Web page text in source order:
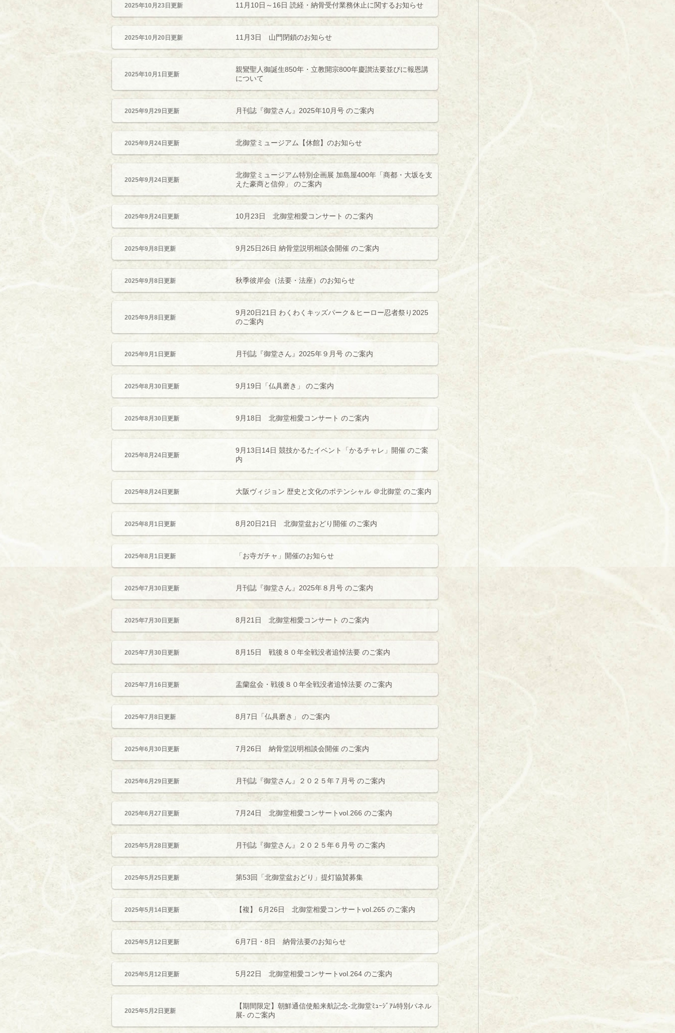
2025年10月23日更新 11月10日～16日 読経・納骨受付業務休止に関するお知らせ
2025年10月20日更新 11月3日 山門閉鎖のお知らせ
2025年10月1日更新
親鸞聖人御誕生850年・立教開宗800年慶讃法要並びに報恩講
について
2025年9月29日更新 月刊誌『御堂さん』2025年10月号 のご案内
2025年9月24日更新 北御堂ミュージアム【休館】のお知らせ
2025年9月24日更新
北御堂ミュージアム特別企画展 加島屋400年「商都・大坂を支
えた豪商と信仰」 のご案内
2025年9月24日更新 10月23日 北御堂相愛コンサート のご案内
2025年9月8日更新 9月25日26日 納骨堂説明相談会開催 のご案内
2025年9月8日更新 秋季彼岸会（法要・法座）のお知らせ
2025年9月8日更新
9月20日21日 わくわくキッズパーク＆ヒーロー忍者祭り2025
のご案内
2025年9月1日更新 月刊誌『御堂さん』2025年９月号 のご案内
2025年8月30日更新 9月19日「仏具磨き」 のご案内
2025年8月30日更新 9月18日 北御堂相愛コンサート のご案内
2025年8月24日更新
9月13日14日 競技かるたイベント「かるチャレ」開催 のご案
内
2025年8月24日更新 大阪ヴィジョン 歴史と文化のポテンシャル ＠北御堂 のご案内
2025年8月1日更新 8月20日21日 北御堂盆おどり開催 のご案内
2025年8月1日更新 「お寺ガチャ」開催のお知らせ
2025年7月30日更新 月刊誌『御堂さん』2025年８月号 のご案内
2025年7月30日更新 8月21日 北御堂相愛コンサート のご案内
2025年7月30日更新 8月15日 戦後８０年全戦没者追悼法要 のご案内
2025年7月16日更新 盂蘭盆会・戦後８０年全戦没者追悼法要 のご案内
2025年7月8日更新 8月7日「仏具磨き」 のご案内
2025年6月30日更新 7月26日 納骨堂説明相談会開催 のご案内
2025年6月29日更新 月刊誌『御堂さん』２０２５年７月号 のご案内
2025年6月27日更新 7月24日 北御堂相愛コンサートvol.266 のご案内
2025年5月28日更新 月刊誌『御堂さん』２０２５年６月号 のご案内
2025年5月25日更新 第53回「北御堂盆おどり」提灯協賛募集
2025年5月14日更新 【複】 6月26日 北御堂相愛コンサートvol.265 のご案内
2025年5月12日更新 6月7日・8日 納骨法要のお知らせ
2025年5月12日更新 5月22日 北御堂相愛コンサートvol.264 のご案内
2025年5月2日更新
【期間限定】朝鮮通信使船来航記念‐北御堂ﾐｭｰｼﾞｱﾑ特別パネル
展- のご案内